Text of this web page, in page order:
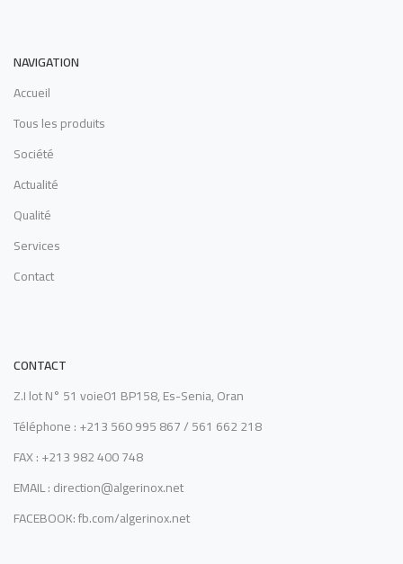
NAVIGATION
Accueil
Tous les produits
Société
Actualité
Qualité
Services
Contact
CONTACT
Z.I lot N° 51 voie01 BP158, Es-Senia, Oran
Téléphone : +213 560 995 867 / 561 662 218
FAX : +213 982 400 748
EMAIL : direction@algerinox.net
FACEBOOK: fb.com/algerinox.net